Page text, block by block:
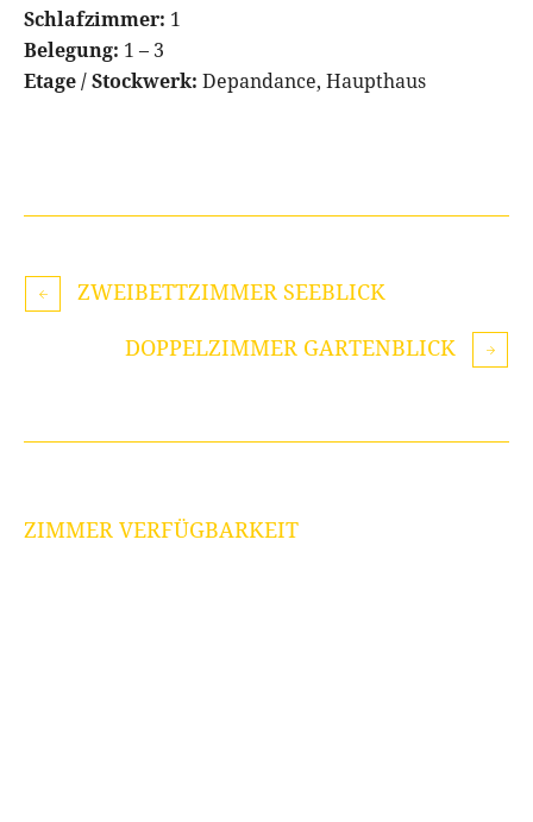
Schlafzimmer: 1
Belegung: 1 – 3
Etage / Stockwerk: Depandance, Haupthaus
ZWEIBETTZIMMER SEEBLICK
DOPPELZIMMER GARTENBLICK
ZIMMER VERFÜGBARKEIT